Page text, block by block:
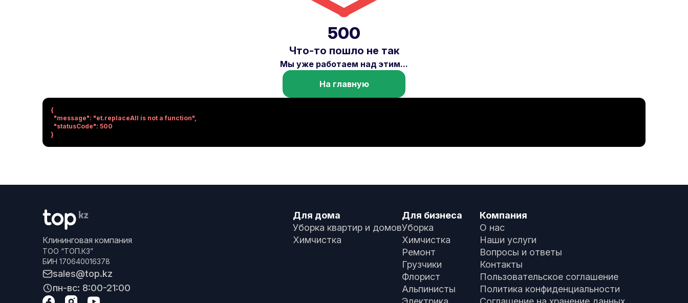
500
Что-то пошло не так
Мы уже работаем над этим...
На главную
{
}
Клининговая компания
ТОО “ТОП.КЗ”
БИН 170640016378
sales@top.kz
пн-вс: 8:00-21:00
Для дома
Уборка квартир и домов
Химчистка
Для бизнеса
Уборка
Химчистка
Ремонт
Грузчики
Флорист
Альпинисты
Компания
О нас
Наши услуги
Вопросы и ответы
Контакты
Пользовательское соглашение
Политика конфиденциальности